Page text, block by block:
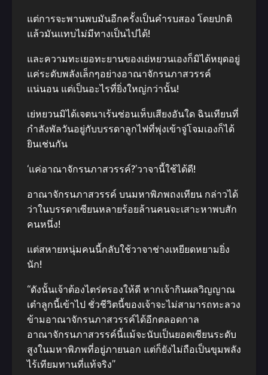
แต่การจะพานพบมันอีกครั้งเป็นคำรบสอง โดยปกติ
แล้วมันแทบไม่มีทางเป็นไปได้!
และความทะเยอทะยานของเย่หยวนเองก็มิได้หยุดอยู่
แค่ระดับพลังเล็กๆอย่างอาณาจักรนภาสวรรค์
แน่นอน แต่เป็นอะไรที่ยิ่งใหญ่กว่านั้น!
เย่หยวนมิได้เจตนาเร้นซ่อนเห็บเสียงอันใด ฉินเทียนที่
กำลังพัลวันอยู่กับบรรดาลูกไฟที่พุ่งเข้าจู่โจมเองก็ได้
ยินเช่นกัน
‘แค่อาณาจักรนภาสวรรค์?’วาจานี้ใช้ได้ดี!
อาณาจักรนภาสวรรค์ บนมหาพิภพถงเทียน กล่าวได้
ว่าในบรรดาเซียนหลายร้อยล้านคนจะเสาะหาพบสัก
คนหนึ่ง!
แต่สหายหนุ่มคนนี้กลับใช้วาจาช่างเหยียดหยามยิ่ง
นัก!
“ดังนั้นเจ้าต้องไตร่ตรองให้ดี หากเจ้ากินผลวิญญาณ
เต๋าลูกนี้เข้าไป ชั่วชีวิตนี้ของเจ้าจะไม่สามารถทะลวง
ข้ามอาณาจักรนภาสวรรค์ได้อีกตลอดกาล
อาณาจักรนภาสวรรค์นี้แม้จะนับเป็นยอดเซียนระดับ
สูงในมหาพิภพที่อยู่ภายนอก แต่ก็ยังไม่ถือเป็นขุมพลัง
ไร้เทียมทานที่แท้จริง”